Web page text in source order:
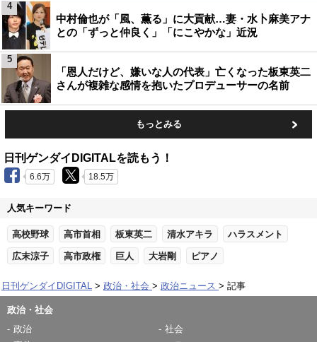
中村倫也が「風、薫る」に大貢献…妻・水卜麻美アナ
との「ずっと仲良く」「にこやかな」近況
4
「恩人だけど、嫌いな人の代表」亡くなった板東英二
さんが複雑な感情を抱いたプロデューサーの名前
5
もっとみる
日刊ゲンダイDIGITALを読もう！
6.6万 18.5万
人気キーワード
高校野球 高市首相 板東英二 清水アキラ ハラスメント
広末涼子 高市政権 巨人 大岩剛 ピアノ
日刊ゲンダイDIGITAL 政治・社会 政治ニュース 記事
政治・社会
政治
社会